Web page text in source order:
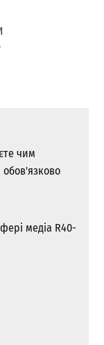
чим
обов'язково
медіа R40-